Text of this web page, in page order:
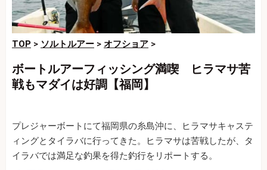
TOP > ソルトルアー > オフショア >
ボートルアーフィッシング満喫 ヒラマサ苦
戦もマダイは好調【福岡】
プレジャーボートにて福岡県の糸島沖に、ヒラマサキャステ
ィングとタイラバに行ってきた。ヒラマサは苦戦したが、タ
イラバでは満足な釣果を得た釣行をリポートする。